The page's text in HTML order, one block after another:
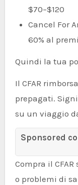
$70–$120
Cancel For
60% al
Quindi la tua
Il CFAR
prepagati.
su un viaggio
Sponsored
Compra il
o problemi di